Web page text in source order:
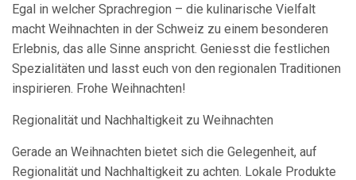
Egal in welcher Sprachregion – die kulinarische Vielfalt
macht Weihnachten in der Schweiz zu einem besonderen
Erlebnis, das alle Sinne anspricht. Geniesst die festlichen
Spezialitäten und lasst euch von den regionalen Traditionen
inspirieren. Frohe Weihnachten!
Regionalität und Nachhaltigkeit zu Weihnachten
Gerade an Weihnachten bietet sich die Gelegenheit, auf
Regionalität und Nachhaltigkeit zu achten. Lokale Produkte